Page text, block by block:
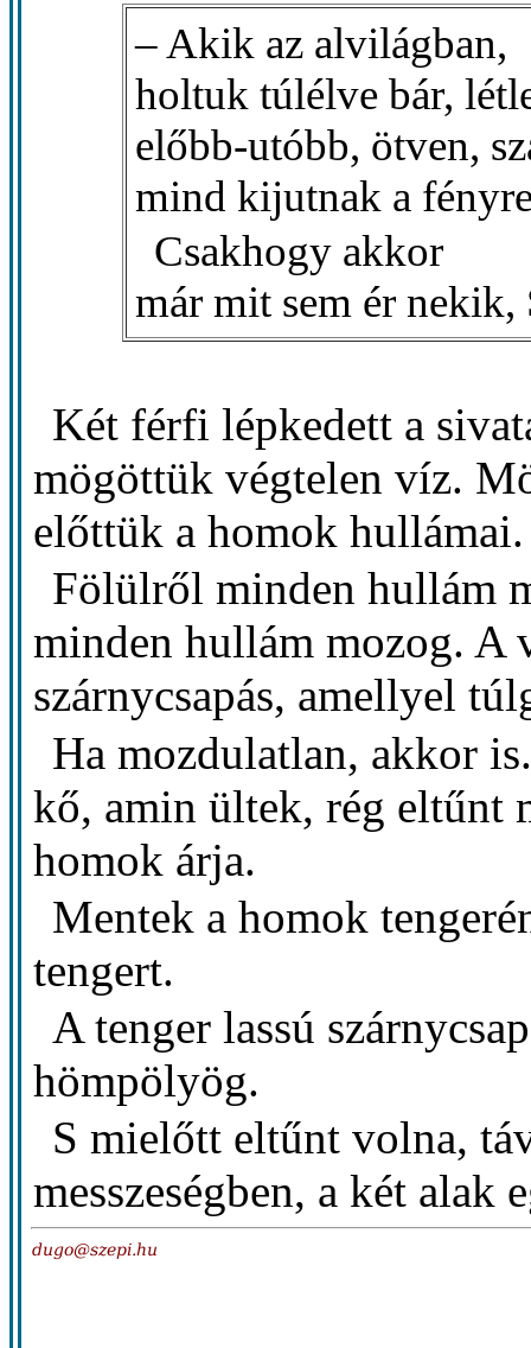
– Akik az alvilágban,
holtuk túlélve bár,
előbb-utóbb, ötven,
mind kijutnak a
Csakhogy akkor
már mit sem ér nekik,
Két férfi lépkedett a
mögöttük végtelen víz.
előttük a homok
Fölülről minden hullám
minden hullám mozog. A
szárnycsapás, amellyel
Ha mozdulatlan, akkor
kő, amin ültek, rég eltűnt
homok árja.
Mentek a homok
tengert.
A tenger lassú
hömpölyög.
S mielőtt eltűnt volna,
messzeségben, a két alak